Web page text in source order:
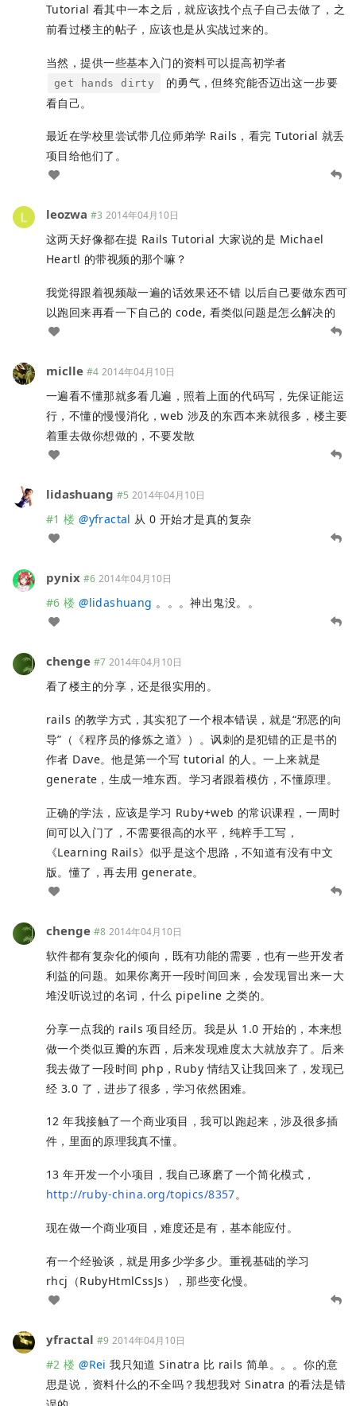
Tutorial 看其中一本之后，就应该找个点子自己去做了，之
前看过楼主的帖子，应该也是从实战过来的。
当然，提供一些基本入门的资料可以提高初学者
get hands dirty
的勇气，但终究能否迈出这一步要
看自己。
最近在学校里尝试带几位师弟学 Rails，看完 Tutorial 就丢
项目给他们了。
leozwa #3 2014年04月10日
这两天好像都在提 Rails Tutorial 大家说的是 Michael
Heartl 的带视频的那个嘛？
我觉得跟着视频敲一遍的话效果还不错 以后自己要做东西可
以跑回来再看一下自己的 code, 看类似问题是怎么解决的
miclle #4 2014年04月10日
一遍看不懂那就多看几遍，照着上面的代码写，先保证能运
行，不懂的慢慢消化，web 涉及的东西本来就很多，楼主要
着重去做你想做的，不要发散
lidashuang #5 2014年04月10日
#1 楼 @yfractal 从 0 开始才是真的复杂
pynix #6 2014年04月10日
#6 楼 @lidashuang 。。。神出鬼没。。
chenge #7 2014年04月10日
看了楼主的分享，还是很实用的。
rails 的教学方式，其实犯了一个根本错误，就是“邪恶的向
导”（《程序员的修炼之道》）。讽刺的是犯错的正是书的
作者 Dave。他是第一个写 tutorial 的人。一上来就是
generate，生成一堆东西。学习者跟着模仿，不懂原理。
正确的学法，应该是学习 Ruby+web 的常识课程，一周时
间可以入门了，不需要很高的水平，纯粹手工写，
《Learning Rails》似乎是这个思路，不知道有没有中文
版。懂了，再去用 generate。
chenge #8 2014年04月10日
软件都有复杂化的倾向，既有功能的需要，也有一些开发者
利益的问题。如果你离开一段时间回来，会发现冒出来一大
堆没听说过的名词，什么 pipeline 之类的。
分享一点我的 rails 项目经历。我是从 1.0 开始的，本来想
做一个类似豆瓣的东西，后来发现难度太大就放弃了。后来
我去做了一段时间 php，Ruby 情结又让我回来了，发现已
经 3.0 了，进步了很多，学习依然困难。
12 年我接触了一个商业项目，我可以跑起来，涉及很多插
件，里面的原理我真不懂。
13 年开发一个小项目，我自己琢磨了一个简化模式，
http://ruby-china.org/topics/8357。
现在做一个商业项目，难度还是有，基本能应付。
有一个经验谈，就是用多少学多少。重视基础的学习
rhcj（RubyHtmlCssJs），那些变化慢。
yfractal #9 2014年04月10日
#2 楼 @Rei 我只知道 Sinatra 比 rails 简单。。。你的意
思是说，资料什么的不全吗？我想我对 Sinatra 的看法是错